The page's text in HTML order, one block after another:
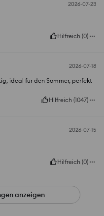
2026-07-23
Hilfreich (0)
2026-07-18
ideal für den Sommer, perfekt
Hilfreich (1047)
2026-07-15
Hilfreich (0)
anzeigen